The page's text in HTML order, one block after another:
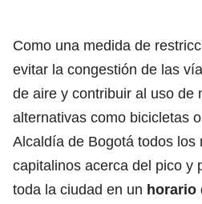
Como una medida de
evitar la congestión de las
de aire y contribuir al uso de
alternativas como bicicletas
Alcaldía de Bogotá todos los
capitalinos acerca del pico y
toda la ciudad en un horario